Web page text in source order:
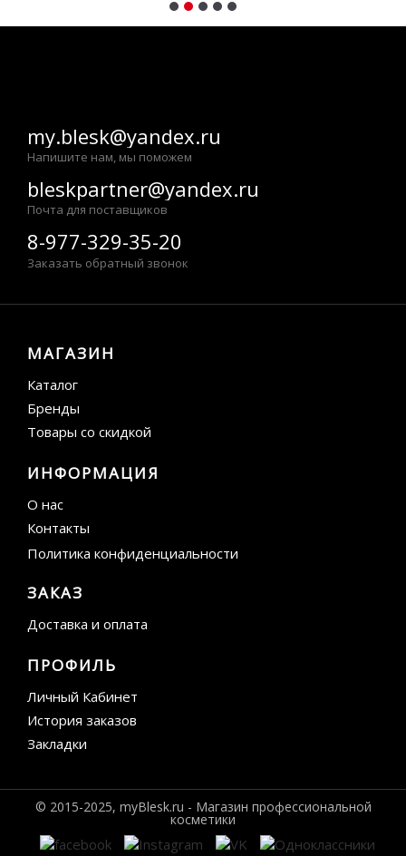
my.blesk@yandex.ru
Напишите нам, мы поможем
bleskpartner@yandex.ru
Почта для поставщиков
8-977-329-35-20
Заказать обратный звонок
МАГАЗИН
Каталог
Бренды
Товары со скидкой
ИНФОРМАЦИЯ
О нас
Контакты
Политика конфиденциальности
ЗАКАЗ
Доставка и оплата
ПРОФИЛЬ
Личный Кабинет
История заказов
Закладки
© 2015-2025, myBlesk.ru - Магазин профессиональной
косметики